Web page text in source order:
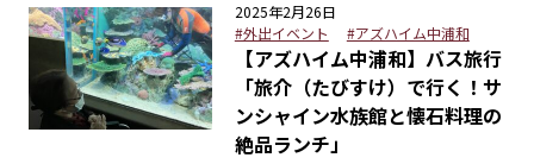
2025年2月26日
#外出イベント
#アズハイム中浦和
【アズハイム中浦和】バス旅行
「旅介（たびすけ）で行く！サ
ンシャイン水族館と懐石料理の
絶品ランチ」